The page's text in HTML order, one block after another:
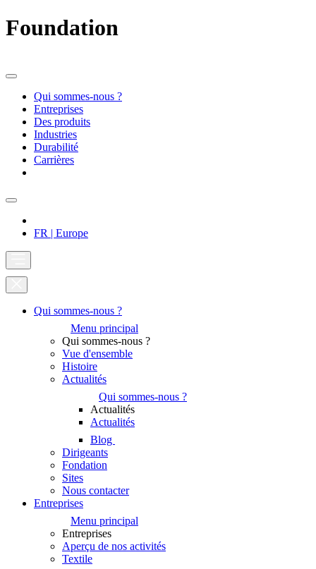
Foundation
Qui sommes-nous ?
Entreprises
Des produits
Industries
Durabilité
Carrières
FR | Europe
Qui sommes-nous ?
Menu principal
Qui sommes-nous ?
Vue d'ensemble
Histoire
Actualités
Qui sommes-nous ?
Actualités
Actualités
Blog
Dirigeants
Fondation
Sites
Nous contacter
Entreprises
Menu principal
Entreprises
Aperçu de nos activités
Textile